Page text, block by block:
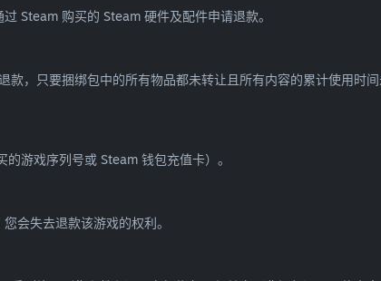
Steam 购买的 Steam 硬件及配件申请退款。
，只要捆绑包中的所有物品都未转让且所有内容的累计使用时
游戏序列号或 Steam 钱包充值卡）。
会失去退款该游戏的权利。